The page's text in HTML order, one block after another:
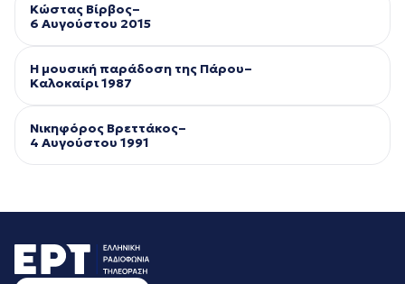
Κώστας Βίρβος–
6 Αυγούστου 2015
Η μουσική παράδοση της Πάρου–
Kαλοκαίρι 1987
Νικηφόρος Βρεττάκος–
4 Αυγούστου 1991